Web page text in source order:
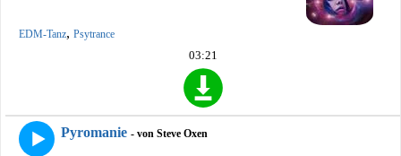
EDM-Tanz, Psytrance
03:21
Pyromanie - von Steve Oxen